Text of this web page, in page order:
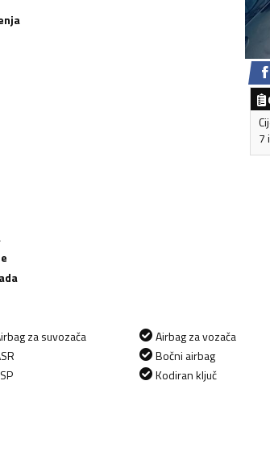
7
za suvozača
Airbag za vozača
Bočni airbag
Kodiran ključ